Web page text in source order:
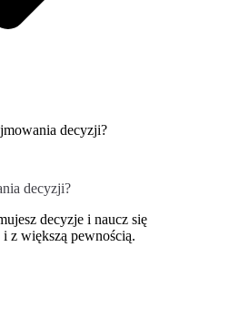
decyzji?
decyzji?
decyzje i naucz się
z większą pewnością.